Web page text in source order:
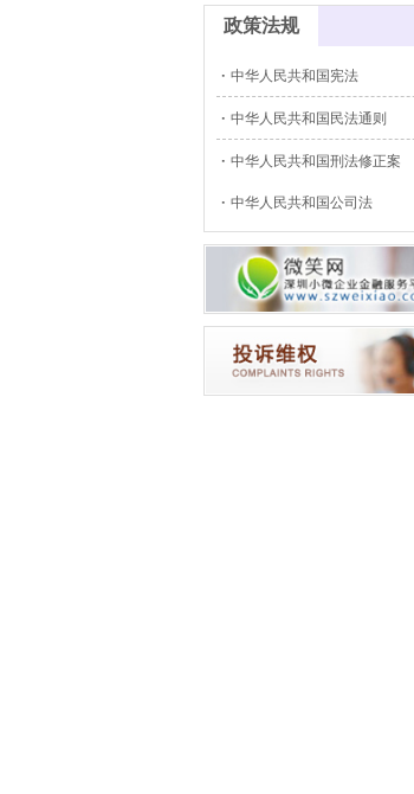
政策法规
中华人民共和国宪法
中华人民共和国民法通则
中华人民共和国刑法修正案
中华人民共和国公司法